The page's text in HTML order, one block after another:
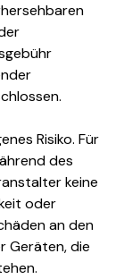
Risiko. Für
des
keine
oder
an den
Geräten, die